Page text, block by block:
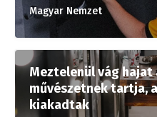
Magyar Nemzet
Meztelenül vág hajat
művészetnek tartja,
kiakadtak